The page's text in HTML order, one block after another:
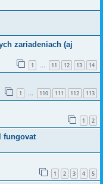
zariadeniach (aj
1 … 11 12 13 14
1 … 110 111 112 113
1 2
fungovat
1 2 3 4 5